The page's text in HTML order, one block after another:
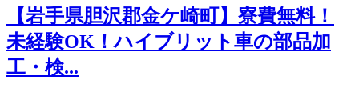
【岩手県胆沢郡金ケ崎町】寮費無料！
未経験OK！ハイブリット車の部品加
工・検...